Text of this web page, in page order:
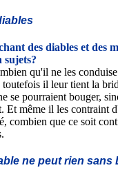
des diables et des
sujets?
qu'il ne les
il leur tient la
se pourraient bouger,
Et même il les contraint
combien que ce soit
ne peut rien sans